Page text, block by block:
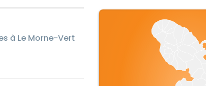
à Le Morne-Vert